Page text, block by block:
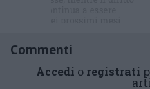
Commenti
Accedi o registrati